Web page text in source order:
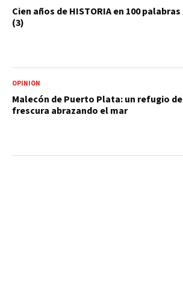
Cien años de HISTORIA en 100 palabras
(3)
OPINIÓN
Malecón de Puerto Plata: un refugio de
frescura abrazando el mar